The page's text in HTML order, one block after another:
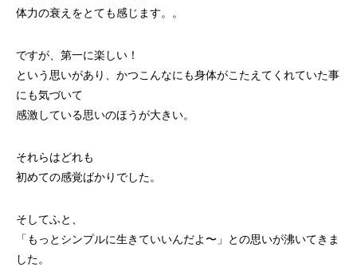
体力の衰えをとても感じます。。
ですが、第一に楽しい！
という思いがあり、かつこんなにも身体がこたえてくれていた事
にも気づいて
感激している思いのほうが大きい。
それらはどれも
初めての感覚ばかりでした。
そしてふと、
「もっとシンプルに生きていいんだよ〜」との思いが沸いてきま
した。